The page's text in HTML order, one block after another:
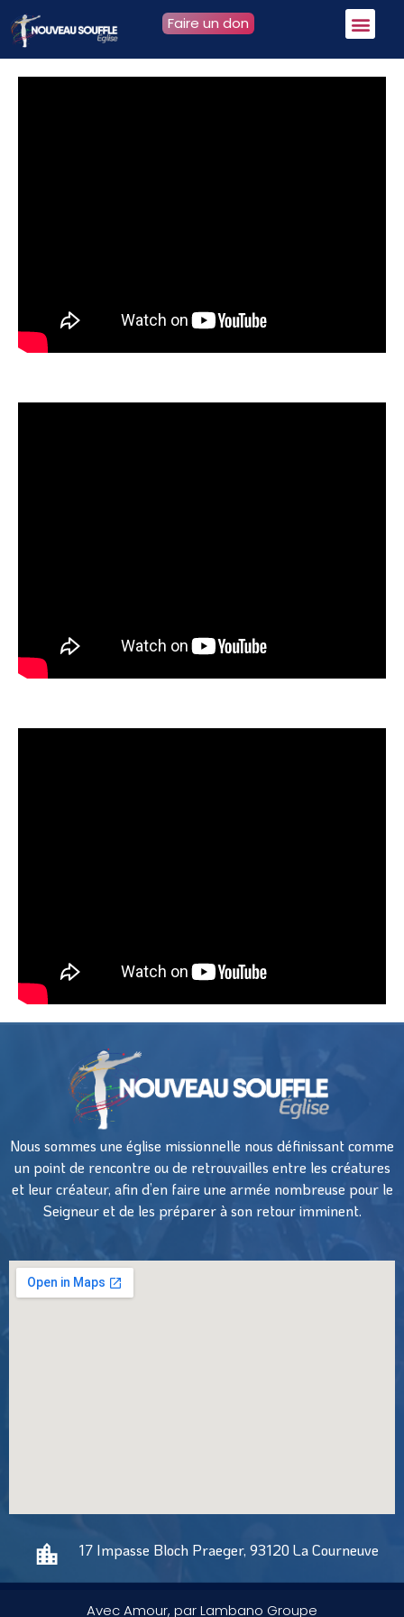
Faire un don
Nous sommes une église missionnelle nous définissant comme
un point de rencontre ou de retrouvailles entre les créatures
et leur créateur, afin d’en faire une armée nombreuse pour le
Seigneur et de les préparer à son retour imminent.
17 Impasse Bloch Praeger, 93120 La Courneuve
Avec Amour, par Lambano Groupe